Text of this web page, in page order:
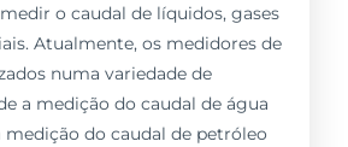
o caudal de líquidos, gases
Atualmente, os medidores de
numa variedade de
a medição do caudal de água
do caudal de petróleo